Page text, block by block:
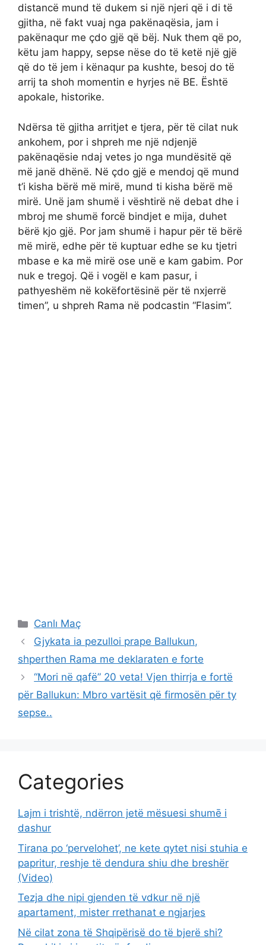
distancë mund të dukem si një njeri që i di të
gjitha, në fakt vuaj nga pakënaqësia, jam i
pakënaqur me çdo gjë që bëj. Nuk them që po,
këtu jam happy, sepse nëse do të ketë një gjë
që do të jem i kënaqur pa kushte, besoj do të
arrij ta shoh momentin e hyrjes në BE. Është
apokale, historike.
Ndërsa të gjitha arritjet e tjera, për të cilat nuk
ankohem, por i shpreh me një ndjenjë
pakënaqësie ndaj vetes jo nga mundësitë që
më janë dhënë. Në çdo gjë e mendoj që mund
t’i kisha bërë më mirë, mund ti kisha bërë më
mirë. Unë jam shumë i vështirë në debat dhe i
mbroj me shumë forcë bindjet e mija, duhet
bërë kjo gjë. Por jam shumë i hapur për të bërë
më mirë, edhe për të kuptuar edhe se ku tjetri
mbase e ka më mirë ose unë e kam gabim. Por
nuk e tregoj. Që i vogël e kam pasur, i
pathyeshëm në kokëfortësinë për të nxjerrë
timen”, u shpreh Rama në podcastin “Flasim”.
Categories
Canlı Maç
Gjykata ia pezulloi prape Ballukun,
shperthen Rama me deklaraten e forte
“Mori në qafë” 20 veta! Vjen thirrja e fortë
për Ballukun: Mbro vartësit që firmosën për ty
sepse..
Categories
Lajm i trishtë, ndërron jetë mësuesi shumē i
dashur
Tirana po ‘pervelohet’, ne kete qytet nisi stuhia e
papritur, reshje të dendura shiu dhe breshër
(Video)
Tezja dhe nipi gjenden të vdkur në një
apartament, mister rrethanat e ngjarjes
Në cilat zona të Shqipërisë do të bjerë shi?